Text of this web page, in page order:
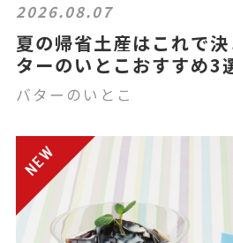
2026.08.07
夏の帰省土産はこれで
ターのいとこおすすめ3
バターのいとこ